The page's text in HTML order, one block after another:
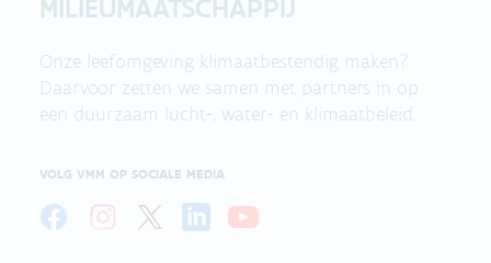
MILIEUMAATSCHAPPIJ
Onze leefomgeving klimaatbestendig maken?
Daarvoor zetten we samen met partners in op
een duurzaam lucht-, water- en klimaatbeleid.
VOLG VMM OP SOCIALE MEDIA